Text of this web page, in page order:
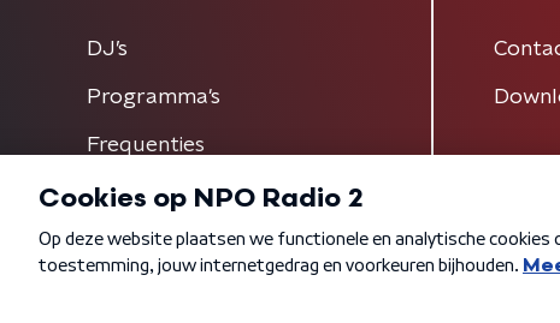
DJ’s
Programma's
Frequenties
Algemene voorwaarden Privacybeleid